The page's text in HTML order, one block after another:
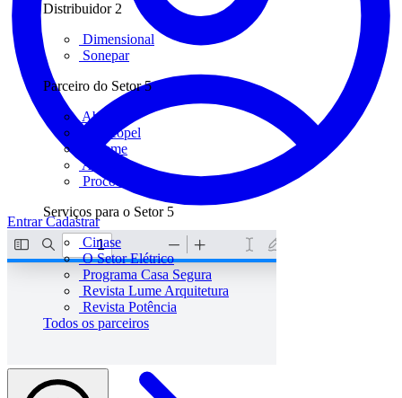
Distribuidor 2
Dimensional
Sonepar
Parceiro do Setor 5
Abilux
Abracopel
Abreme
Aureside
Procobre
Serviços para o Setor 5
Cinase
O Setor Elétrico
Programa Casa Segura
Revista Lume Arquitetura
Revista Potência
Todos os parceiros
EntrarCadastrar